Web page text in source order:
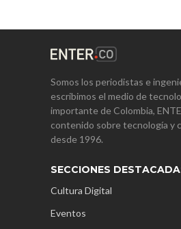
Somos los periodistas e
escribimos el medio de
importante de Colombia,
contenido sobre tecnología y
desde 1996.
SECCIONES
Cultura Digital
Eventos